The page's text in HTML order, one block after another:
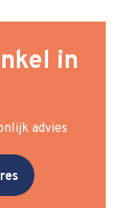
in
advies